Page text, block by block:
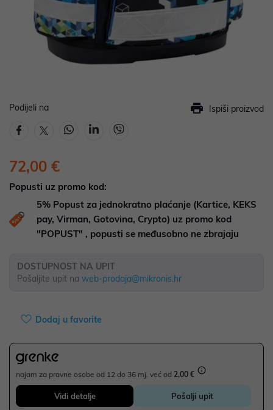
Podijeli na Ispiši proizvod
72,00 €
Popusti uz promo kod:
5% Popust za jednokratno plaćanje (Kartice, KEKS
pay, Virman, Gotovina, Crypto) uz promo kod
"POPUST" , popusti se međusobno ne zbrajaju
DOSTUPNOST NA UPIT
Pošaljite upit na web-prodaja@mikronis.hr
Dodaj u favorite
najam za pravne osobe od 12 do 36 mj. već od 2,00 €
Vidi detalje Pošalji upit